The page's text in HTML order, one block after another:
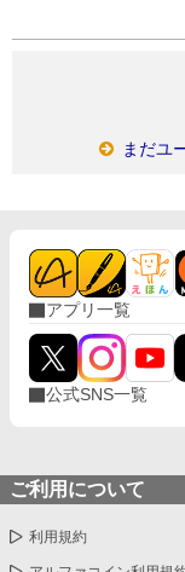
まだユ
アプリ一覧
公式SNS一覧
ご利用について
利用規約